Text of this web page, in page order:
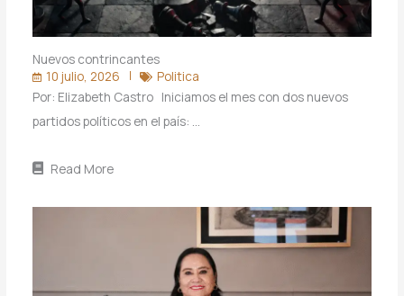
Nuevos contrincantes
10 julio, 2026
Politica
Por: Elizabeth Castro Iniciamos el mes con dos nuevos
partidos políticos en el país: …
Read More